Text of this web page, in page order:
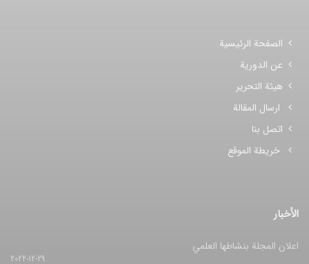
الصفحة الرئيسية
عن الدورية
هيئة التحرير
ارسال المقالة
اتصل بنا
خريطة الموقع
الأخبار
اعلان المجلة بنشاطها العلمي
2022-12-29